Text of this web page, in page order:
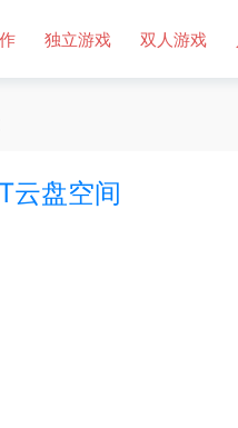
独立游戏 双人游戏
云盘空间